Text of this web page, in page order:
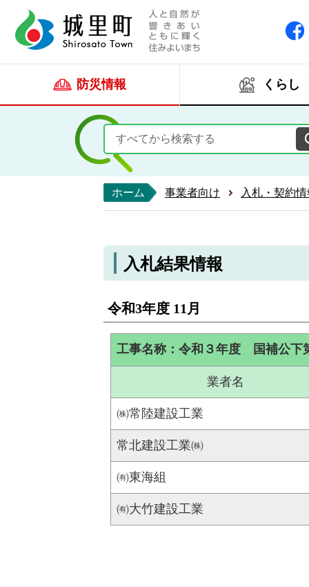
防災情報 くらし
ホーム 事業者向け 入札・契約
入札結果情報
令和3年度 11月
工事名称：令和３年度 国補公下
業者名
㈱常陸建設工業
常北建設工業㈱
㈲東海組
㈲大竹建設工業